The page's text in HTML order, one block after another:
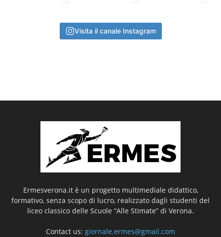
Visita il canale Instagram
Ermesverona.it è un progetto multimediale didattico,
formativo, senza scopo di lucro, realizzato dagli studenti del
liceo classico delle Scuole “Alle Stimate” di Verona.
Contact us: giornale.ermes@gmail.com